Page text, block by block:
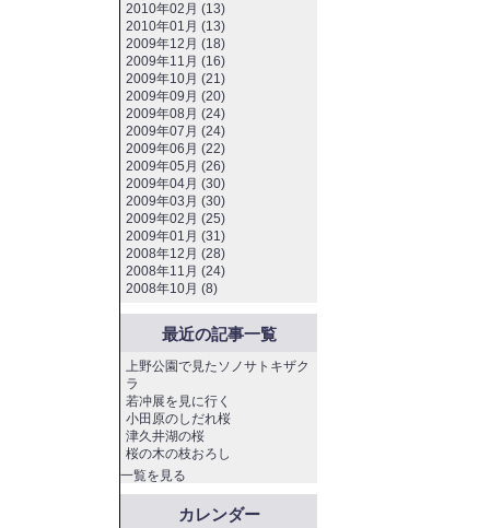
2010年02月 (13)
2010年01月 (13)
2009年12月 (18)
2009年11月 (16)
2009年10月 (21)
2009年09月 (20)
2009年08月 (24)
2009年07月 (24)
2009年06月 (22)
2009年05月 (26)
2009年04月 (30)
2009年03月 (30)
2009年02月 (25)
2009年01月 (31)
2008年12月 (28)
2008年11月 (24)
2008年10月 (8)
最近の記事一覧
上野公園で見たソノサトキザク
ラ
若冲展を見に行く
小田原のしだれ桜
津久井湖の桜
桜の木の枝おろし
一覧を見る
カレンダー